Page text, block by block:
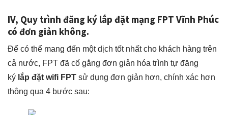
IV, Quy trình đăng ký lắp đặt mạng FPT Vĩnh Phúc
có đơn giản không.
Để có thể mang đến một dịch tốt nhất cho khách hàng trên
cả nước, FPT đã cố gắng đơn giản hóa trình tự đăng
ký lắp đặt wifi FPT sử dụng đơn giản hơn, chính xác hơn
thông qua 4 bước sau: